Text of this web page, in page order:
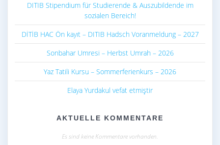
DITIB Stipendium für Studierende & Auszubildende im
sozialen Bereich!
DİTİB HAC Ön kayıt – DITIB Hadsch Voranmeldung – 2027
Sonbahar Umresi – Herbst Umrah – 2026
Yaz Tatili Kursu – Sommerferienkurs – 2026
Elaya Yurdakul vefat etmiştir
AKTUELLE KOMMENTARE
Es sind keine Kommentare vorhanden.